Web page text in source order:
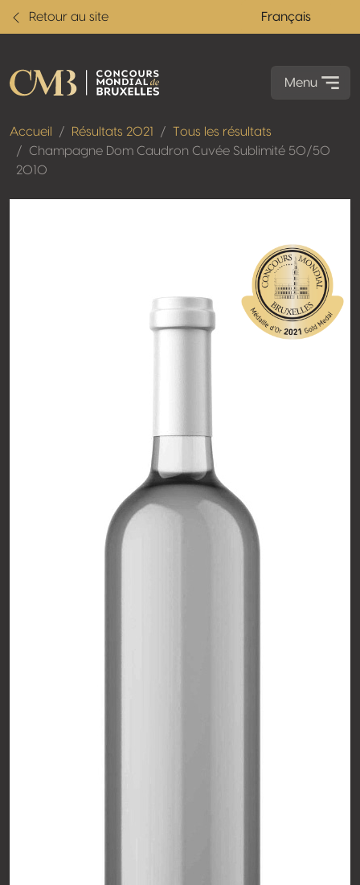
Retour au site Français
Menu
Accueil Résultats 2021
Tous les résultats
Champagne Dom Caudron Cuvée Sublimité 50/50
2010